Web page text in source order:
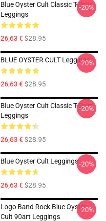
Blue Oyster Cult Classic T-Shirt
Leggings
26,63 €$28.95
-20%
BLUE OYSTER CULT Leggings
26,63 €$28.95
-20%
Blue Oyster Cult Classic T-Shirt
Leggings
26,63 €$28.95
-20%
Blue Oyster Cult Leggings
26,63 €$28.95
-20%
Logo Band Rock Blue Oyster
Cult 90art Leggings
-20%